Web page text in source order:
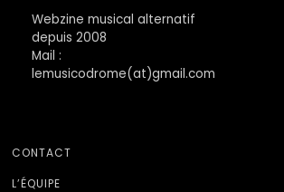
Webzine musical alternatif
depuis 2008
Mail :
lemusicodrome(at)gmail.com
CONTACT
L’ÉQUIPE